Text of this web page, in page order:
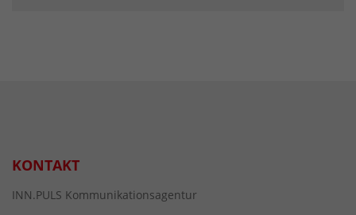
KONTAKT
INN.PULS Kommunikationsagentur